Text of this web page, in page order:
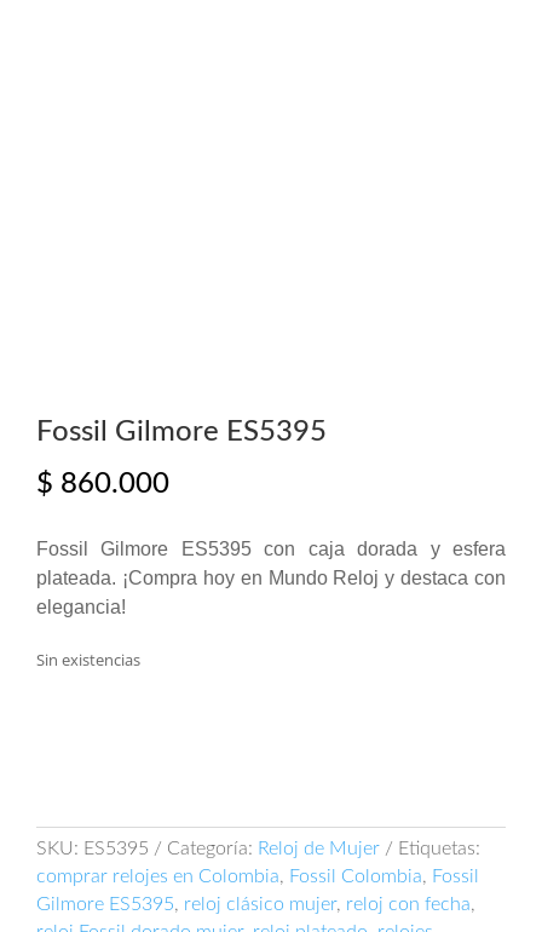
Fossil Gilmore ES5395
$ 860.000
Fossil Gilmore ES5395 con caja dorada y esfera
plateada. ¡Compra hoy en Mundo Reloj y destaca con
elegancia!
Sin existencias
SKU: ES5395 Categoría: Reloj de Mujer
Etiquetas:
comprar relojes en Colombia, Fossil Colombia, Fossil
Gilmore ES5395, reloj clásico mujer, reloj con fecha,